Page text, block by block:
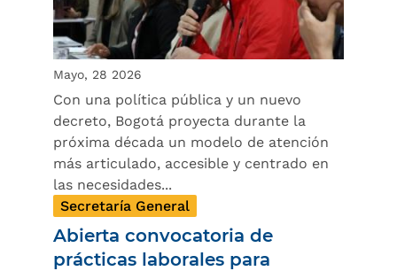
Mayo, 28 2026
Con una política pública y un nuevo
decreto, Bogotá proyecta durante la
próxima década un modelo de atención
más articulado, accesible y centrado en
las necesidades...
Secretaría General
Abierta convocatoria de
prácticas laborales para